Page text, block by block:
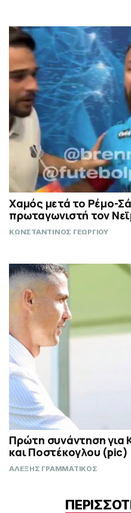
Χαμός μετά το Ρέμο-
πρωταγωνιστή τον
ΚΩΝΣΤΑΝΤΙΝΟΣ ΓΕΩΡΓΙΟΥ
Πρώτη συνάντηση για
και Ποστέκογλου (pic)
ΑΛΕΞΗΣ ΓΡΑΜΜΑΤΙΚΟΣ